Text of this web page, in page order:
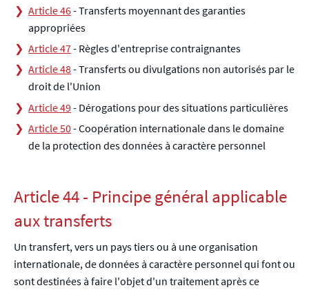
Article 46- Transferts moyennant des garanties
appropriées
Article 47- Règles d'entreprise contraignantes
Article 48- Transferts ou divulgations non autorisés par le
droit de l'Union
Article 49- Dérogations pour des situations particulières
Article 50- Coopération internationale dans le domaine
de la protection des données à caractère personnel
Article 44 - Principe général applicable
aux transferts
Un transfert, vers un pays tiers ou à une organisation
internationale, de données à caractère personnel qui font ou
sont destinées à faire l'objet d'un traitement après ce